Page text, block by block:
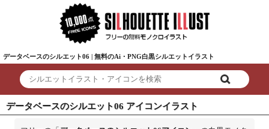
データベースのシルエット06 | 無料のAi・PNG白黒シルエットイラスト
データベースのシルエット06 アイコンイラスト